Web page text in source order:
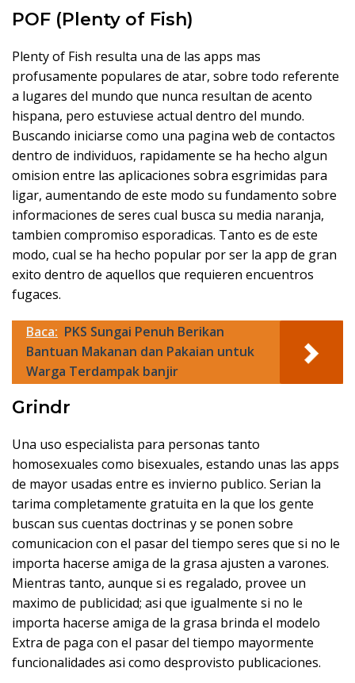
POF (Plenty of Fish)
Plenty of Fish resulta una de las apps mas
profusamente populares de atar, sobre todo referente
a lugares del mundo que nunca resultan de acento
hispana, pero estuviese actual dentro del mundo.
Buscando iniciarse como una pagina web de contactos
dentro de individuos, rapidamente se ha hecho algun
omision entre las aplicaciones sobra esgrimidas para
ligar, aumentando de este modo su fundamento sobre
informaciones de seres cual busca su media naranja,
tambien compromiso esporadicas. Tanto es de este
modo, cual se ha hecho popular por ser la app de gran
exito dentro de aquellos que requieren encuentros
fugaces.
Baca: PKS Sungai Penuh Berikan
Bantuan Makanan dan Pakaian untuk
Warga Terdampak banjir
Grindr
Una uso especialista para personas tanto
homosexuales como bisexuales, estando unas las apps
de mayor usadas entre es invierno publico. Serian la
tarima completamente gratuita en la que los gente
buscan sus cuentas doctrinas y se ponen sobre
comunicacion con el pasar del tiempo seres que si no le
importa hacerse amiga de la grasa ajusten a varones.
Mientras tanto, aunque si es regalado, provee un
maximo de publicidad; asi que igualmente si no le
importa hacerse amiga de la grasa brinda el modelo
Extra de paga con el pasar del tiempo mayormente
funcionalidades asi­ como desprovisto publicaciones.